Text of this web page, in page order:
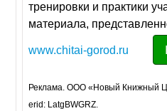
тренировки и практики
материала,
www.chitai-gorod.ru
Реклама. ООО «Новый Книжный
erid: LatgBWGRZ.